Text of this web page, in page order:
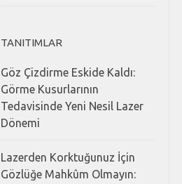
TANITIMLAR
Göz Çizdirme Eskide Kaldı:
Görme Kusurlarının
Tedavisinde Yeni Nesil Lazer
Dönemi
Lazerden Korktuğunuz İçin
Gözlüğe Mahkûm Olmayın: